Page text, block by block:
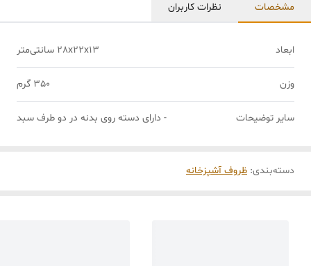
مشخصات نظرات کاربران
ابعاد 28x22x13 سانتی‌متر
وزن 350 گرم
سایر توضیحات - دارای دسته روی بدنه در دو طرف سبد
دسته‌بندی: ظروف آشپزخانه